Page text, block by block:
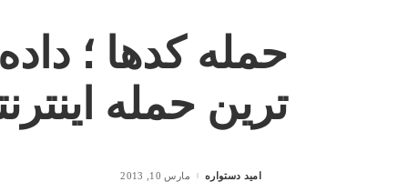
حمله کدها ؛
ترین حمله
Postedامید دستواره مارس 10, 2013